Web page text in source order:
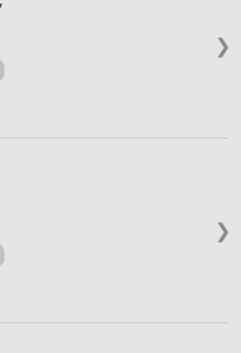
❯
❯